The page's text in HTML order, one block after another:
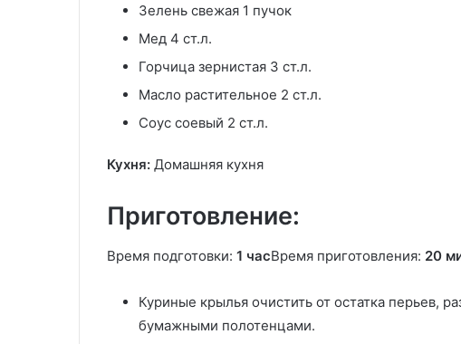
Зелень свежая 1 пучок
Мед 4 ст.л.
Горчица зернистая 3 ст.л.
Масло растительное 2 ст.л.
Соус соевый 2 ст.л.
Кухня: Домашняя кухня
Приготовление:
Время подготовки: 1 часВремя приготовления: 20
Куриные крылья очистить от остатка перьев,
бумажными полотенцами.